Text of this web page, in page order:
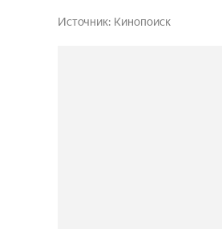
Источник Кинопоиск